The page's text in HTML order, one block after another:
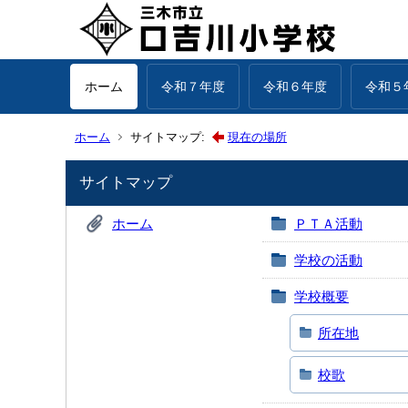
ホーム 令和７年度 令和６年度 令和５
ホーム サイトマップ: 現在の場所
サイトマップ
ホーム ＰＴＡ活動
学校の活動
学校概要
所在地
校歌